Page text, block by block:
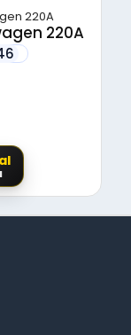
220A